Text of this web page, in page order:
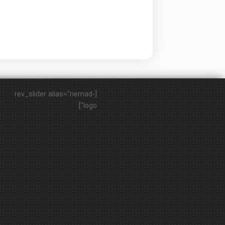
[rev_slider alias="nemad-
logo"]